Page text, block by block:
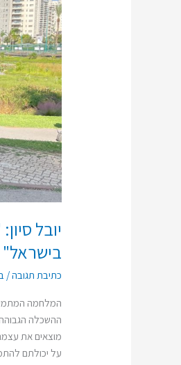
יובל
בישראל"
כתיבת תגובה/
המלחמה
ההשכלה
מוצאים את
על יכולתם
בעזה
מעמיקה
את
הפערים
החברתיים-
בישראל"